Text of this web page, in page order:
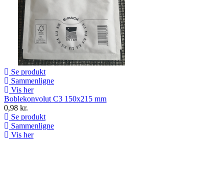
Se produkt
Sammenligne
Vis her
Boblekonvolut C3 150x215 mm
0,98 kr.
Se produkt
Sammenligne
Vis her